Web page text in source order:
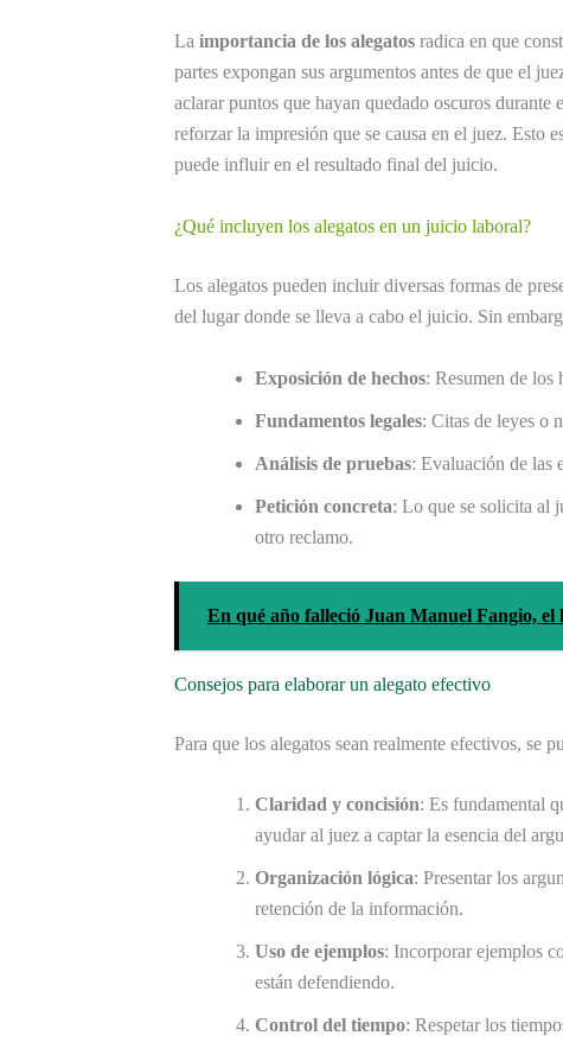
La importancia de los alegatos radica en que
partes expongan sus argumentos antes de que el
aclarar puntos que hayan quedado oscuros
reforzar la impresión que se causa en el juez. Esto
puede influir en el resultado final del juicio.
¿Qué incluyen los alegatos en un juicio laboral?
Los alegatos pueden incluir diversas formas de
del lugar donde se lleva a cabo el juicio. Sin
Exposición de hechos: Resumen de los
Fundamentos legales: Citas de leyes o
Análisis de pruebas: Evaluación de las
Petición concreta: Lo que se solicita al
otro reclamo.
En qué año falleció Juan Manuel Fangio,
Consejos para elaborar un alegato efectivo
Para que los alegatos sean realmente efectivos, se
Claridad y concisión: Es fundamental
ayudar al juez a captar la esencia del
Organización lógica: Presentar los
retención de la información.
Uso de ejemplos: Incorporar ejemplos
están defendiendo.
Control del tiempo: Respetar los